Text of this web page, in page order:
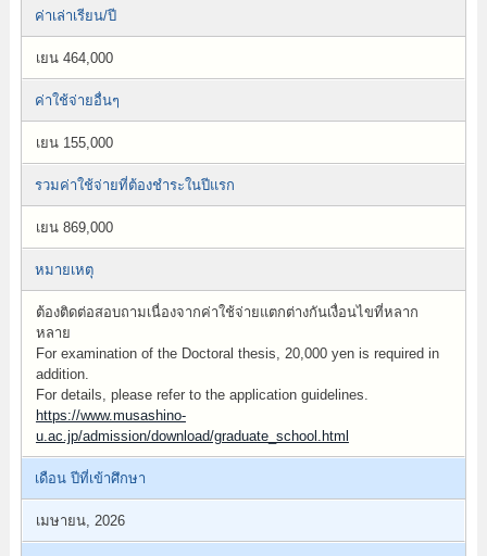
ค่าเล่าเรียน/ปี
เยน 464,000
ค่าใช้จ่ายอื่นๆ
เยน 155,000
รวมค่าใช้จ่ายที่ต้องชำระในปีแรก
เยน 869,000
หมายเหตุ
ต้องติดต่อสอบถามเนื่องจากค่าใช้จ่ายแตกต่างกันเงื่อนไขที่หลาก
หลาย
For examination of the Doctoral thesis, 20,000 yen is required in
addition.
For details, please refer to the application guidelines.
https://www.musashino-
u.ac.jp/admission/download/graduate_school.html
เดือน ปีที่เข้าศึกษา
เมษายน, 2026